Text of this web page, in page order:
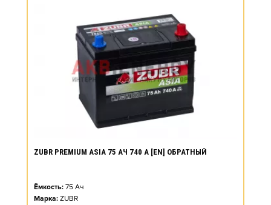
ZUBR PREMIUM ASIA 75 АЧ 740 А [EN] ОБРАТНЫЙ
Ёмкость: 75 Ач
Марка: ZUBR